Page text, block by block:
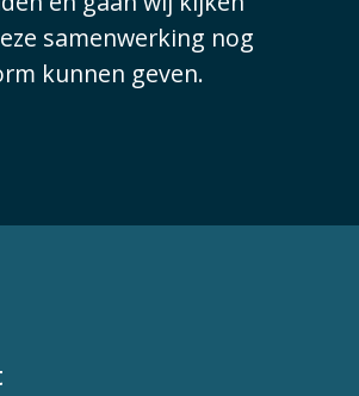
samenwerking nog
kunnen geven.